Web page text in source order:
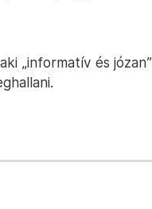
„informatív és